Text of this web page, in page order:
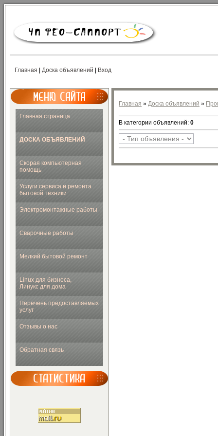
Главная Доска объявлений Вход
Главная страница
ДОСКА ОБЪЯВЛЕНИЙ
Скорая компьютерная
помощь
Услуги сервиса и ремонта
бытовой техники
Электромонтажные работы
Сварочные работы
Мелкий бытовой ремонт
Linux для бизнеса,
Линукс для дома
Перечень предоставляемых
услуг
Отзывы о нас
Обратная связь
Главная » Доска объявлений »
В категории объявлений: 0